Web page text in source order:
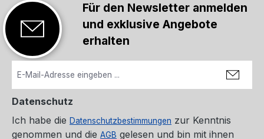
Für den Newsletter anmelden
und exklusive Angebote
erhalten
Datenschutz
Ich habe die Datenschutzbestimmungen zur Kenntnis
genommen und die AGB gelesen und bin mit ihnen